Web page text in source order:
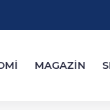
MAGAZİN